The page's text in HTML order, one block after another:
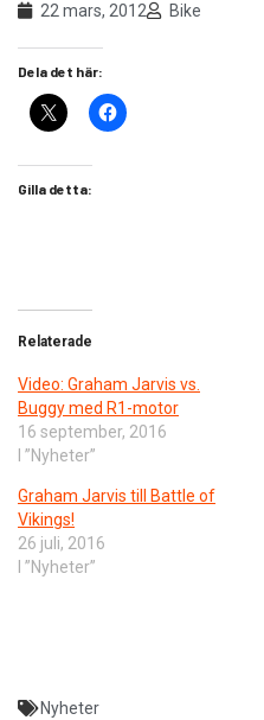
22 mars, 2012 Bike
Dela det här:
Gilla detta:
Relaterade
Video: Graham Jarvis vs.
Buggy med R1-motor
16 september, 2016
I ”Nyheter”
Graham Jarvis till Battle of
Vikings!
26 juli, 2016
I ”Nyheter”
Nyheter